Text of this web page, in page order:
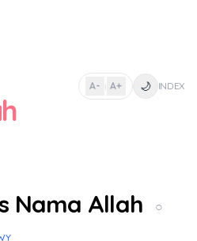
A- | A+ 🌙 INDEX
Nama Allah ○